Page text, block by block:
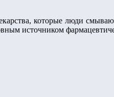
которые люди
источником